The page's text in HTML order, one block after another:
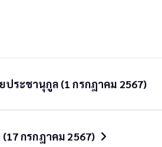
ระชานุกูล (1 กรกฎาคม 2567)
กรกฎาคม 2567)